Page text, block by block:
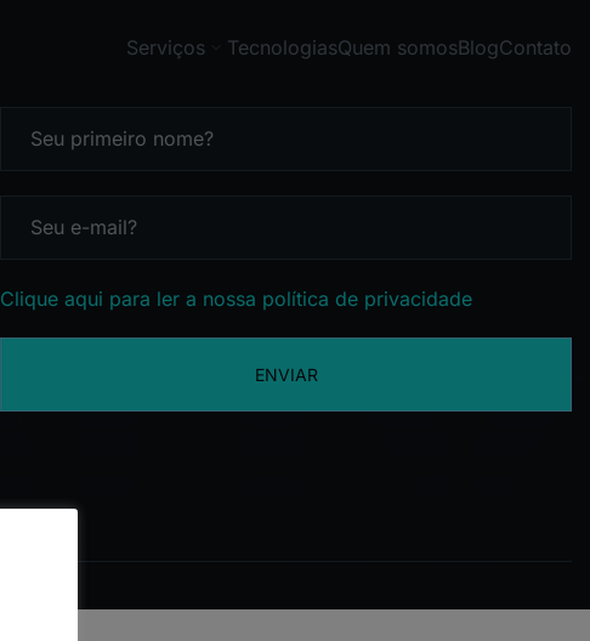
Serviços TecnologiasQuem somosBlogContato
Clique aqui para ler a nossa política de privacidade
ENVIAR